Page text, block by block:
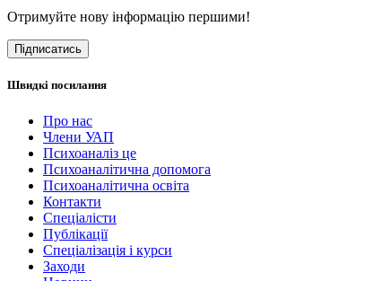
Отримуйте нову інформацію першими!
Підписатись
Швидкі посилання
Про нас
Члени УАП
Психоаналіз це
Психоаналітична допомога
Психоаналітична освіта
Контакти
Спеціалісти
Публікації
Cпеціалізація і курси
Заходи